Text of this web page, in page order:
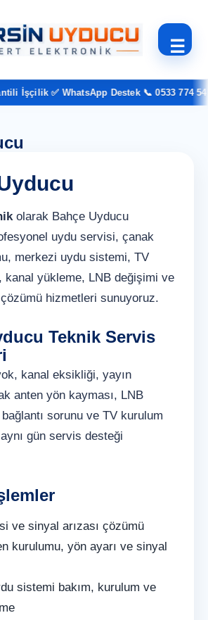
☰
İşçilik ✅ WhatsApp Destek 📞 0533 774 54 37
olarak Bahçe Uyducu
uydu servisi, çanak
merkezi uydu sistemi, TV
kanal yükleme, LNB değişimi ve
hizmetleri sunuyoruz.
Teknik Servis
kanal eksikliği, yayın
anten yön kayması, LNB
bağlantı sorunu ve TV kurulum
gün servis desteği
ve sinyal arızası çözümü
kurulumu, yön ayarı ve sinyal
sistemi bakım, kurulum ve